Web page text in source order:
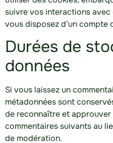
suivre vos interactions avec
vous disposez d’un compte
Durées de
données
Si vous laissez un
métadonnées sont
de reconnaître et
commentaires suivants au
de modération.